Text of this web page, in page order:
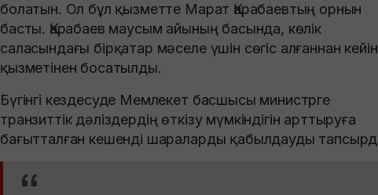
болатын. Ол бұл қызметте Марат Қарабаевтың орнын
басты. Қарабаев маусым айының басында, көлік
саласындағы бірқатар мәселе үшін сөгіс алғаннан кейін
қызметінен босатылды.
Бүгінгі кездесуде Мемлекет басшысы министрге
транзиттік дәліздердің өткізу мүмкіндігін арттыруға
бағытталған кешенді шараларды қабылдауды